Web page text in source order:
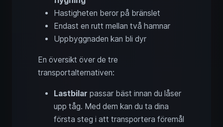
Hastigheten beror på bränslet
Endast en rutt mellan två hamnar
Uppbyggnaden kan bli dyr
En översikt över de tre
transportalternativen:
Lastbilar passar bäst innan du låser
upp tåg. Med dem kan du ta dina
första steg i att transportera föremål